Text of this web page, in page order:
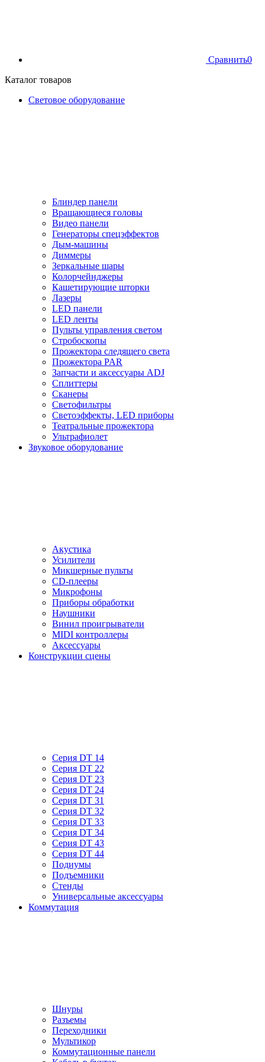
Сравнить0
Каталог товаров
Световое оборудование
Блиндер панели
Вращающиеся головы
Видео панели
Генераторы спецэффектов
Дым-машины
Диммеры
Зеркальные шары
Колорчейнджеры
Кашетирующие шторки
Лазеры
LED панели
LED ленты
Пульты управления светом
Стробоскопы
Прожектора следящего света
Прожектора PAR
Запчасти и аксессуары ADJ
Сплиттеры
Сканеры
Светофильтры
Светоэффекты, LED приборы
Театральные прожектора
Ультрафиолет
Звуковое оборудование
Акустика
Усилители
Микшерные пульты
CD-плееры
Микрофоны
Приборы обработки
Наушники
Винил проигрыватели
MIDI контроллеры
Аксессуары
Конструкции сцены
Серия DT 14
Серия DT 22
Серия DT 23
Серия DT 24
Серия DT 31
Серия DT 32
Серия DT 33
Серия DT 34
Серия DT 43
Серия DT 44
Подиумы
Подъемники
Стенды
Универсальные аксессуары
Коммутация
Шнуры
Разъемы
Переходники
Мультикор
Коммутационные панели